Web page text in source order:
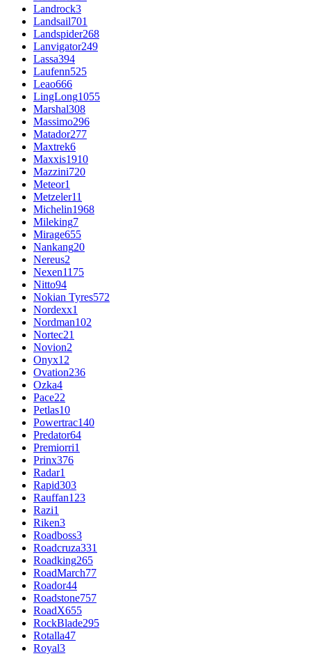
Landrock3
Landsail701
Landspider268
Lanvigator249
Lassa394
Laufenn525
Leao666
LingLong1055
Marshal308
Massimo296
Matador277
Maxtrek6
Maxxis1910
Mazzini720
Meteor1
Metzeler11
Michelin1968
Mileking7
Mirage655
Nankang20
Nereus2
Nexen1175
Nitto94
Nokian Tyres572
Nordexx1
Nordman102
Nortec21
Novion2
Onyx12
Ovation236
Ozka4
Pace22
Petlas10
Powertrac140
Predator64
Premiorri1
Prinx376
Radar1
Rapid303
Rauffan123
Razi1
Riken3
Roadboss3
Roadcruza331
Roadking265
RoadMarch77
Roador44
Roadstone757
RoadX655
RockBlade295
Rotalla47
Royal3